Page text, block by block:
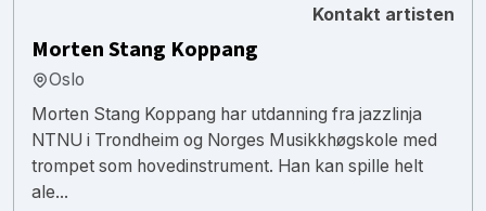
Kontakt artisten
Morten Stang Koppang
Oslo
Morten Stang Koppang har utdanning fra jazzlinja
NTNU i Trondheim og Norges Musikkhøgskole med
trompet som hovedinstrument. Han kan spille helt
ale...